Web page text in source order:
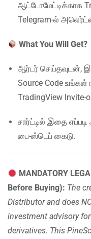
ஆட்டோமேட்டிக்காக
Telegram-ல்
What You Will Get?
ஆர்டர் செய்தவுடன்,
Source Code உங்கள்
TradingView Invite-
சார்ட்டில் இதை
பை-ஸ்டெப் கைடு.
MANDATORY
Before Buying): The
Distributor and does
investment advisory
derivatives. This